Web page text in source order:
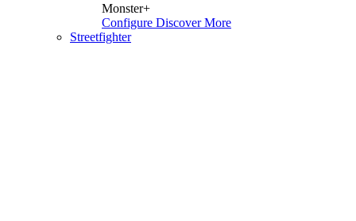
Monster+
Configure Discover More
Streetfighter